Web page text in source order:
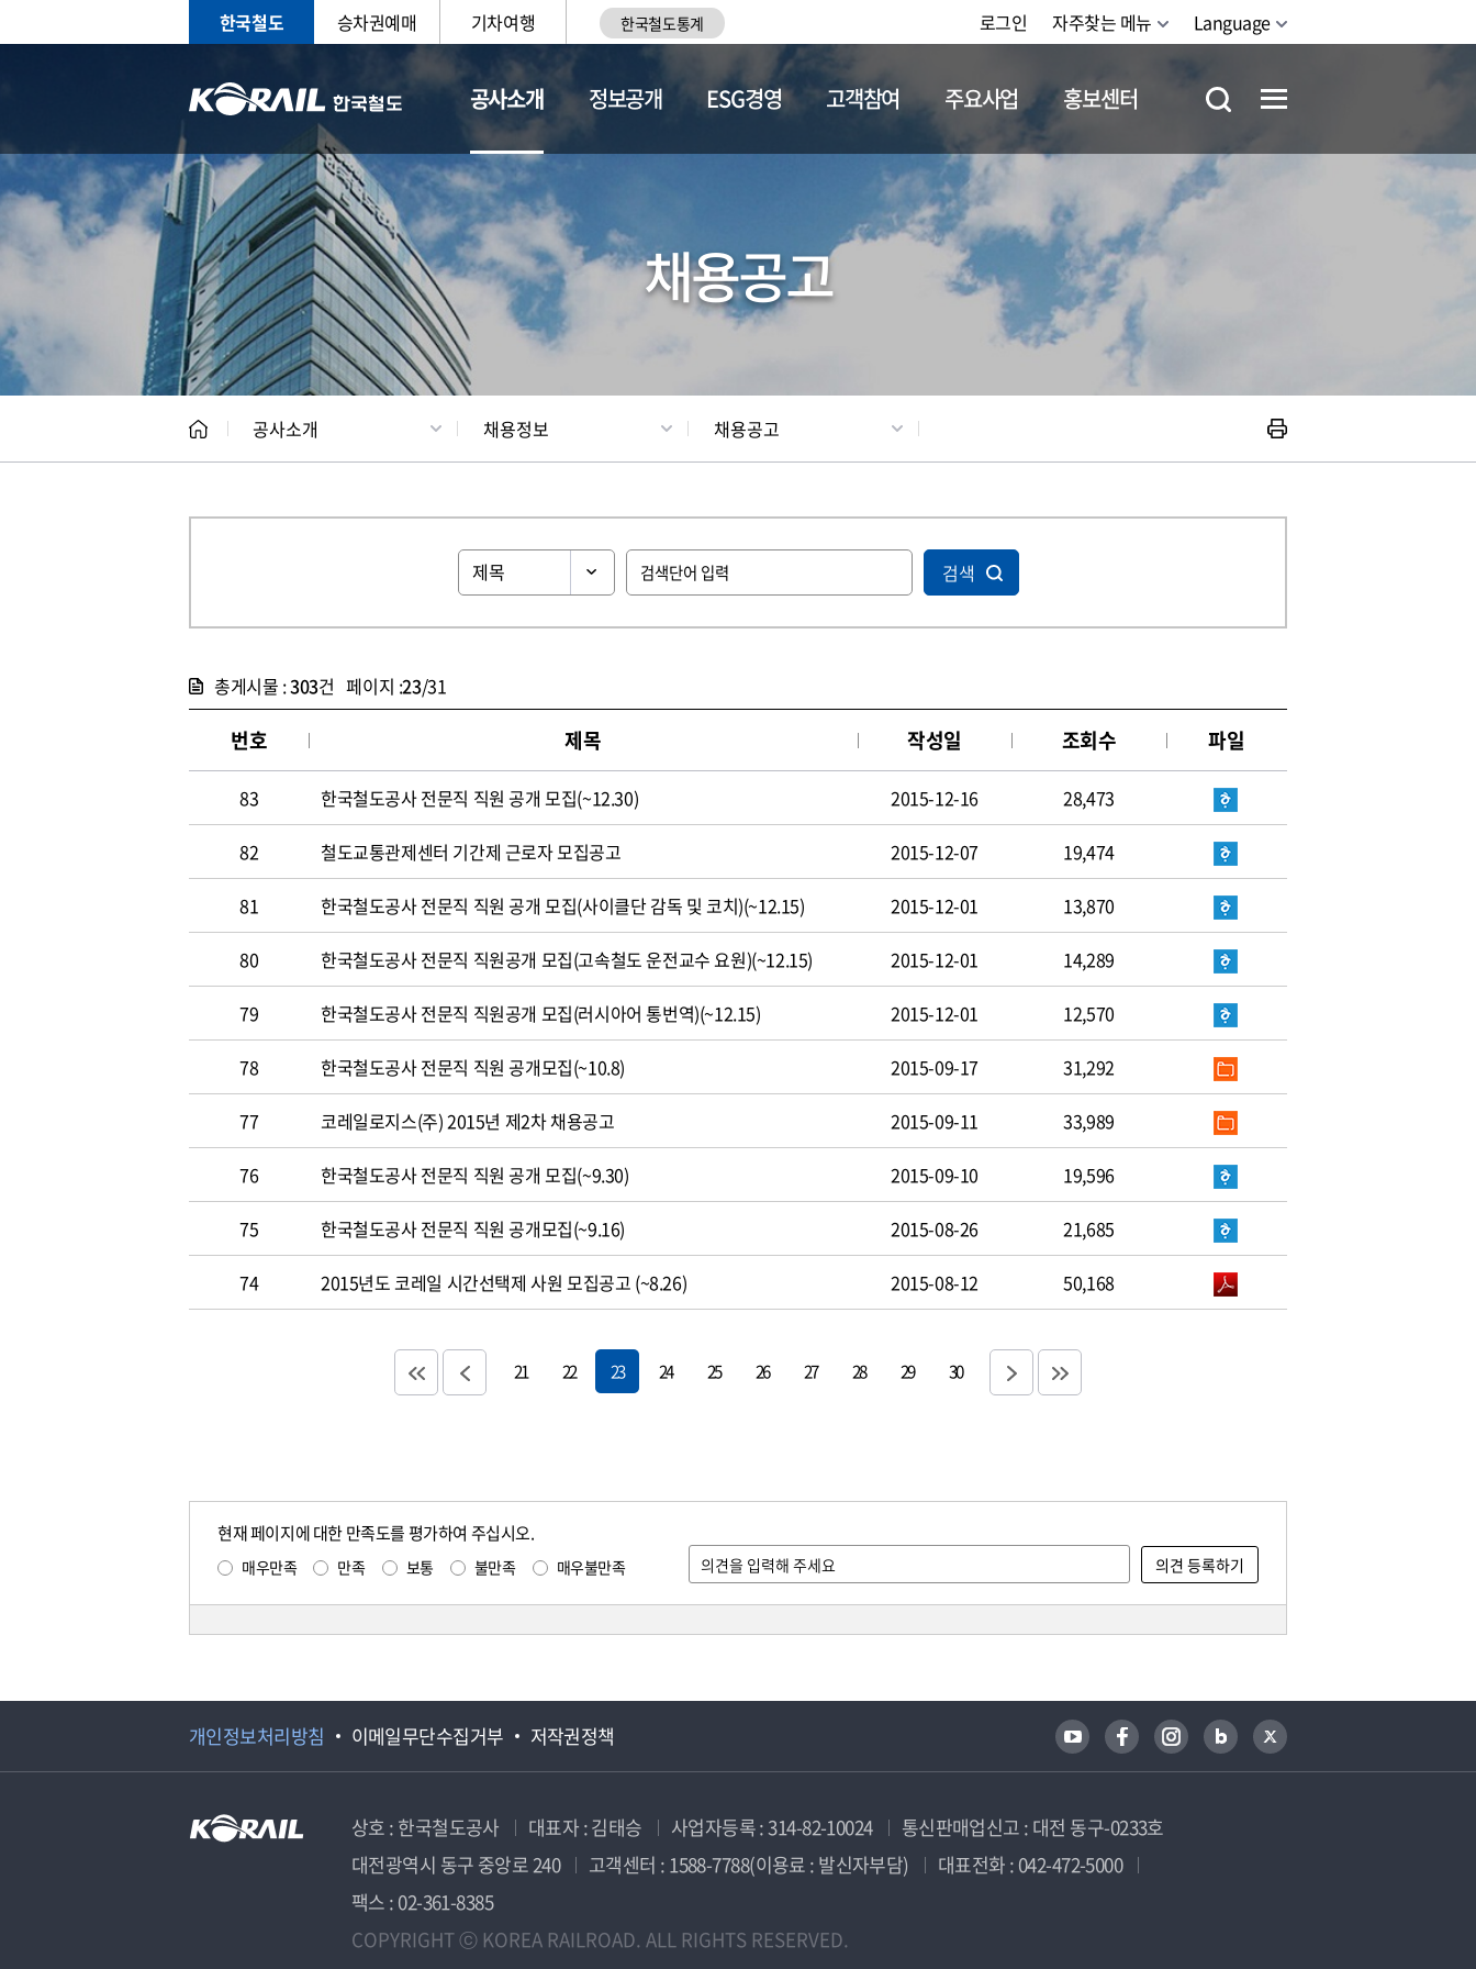
한국철도 승차권예매 기차여행 한국철도통계 로그인 자주찾는 메뉴 Language
공사소개
CEO 일반현황 채용정보
정보공개 ESG경영 고객참여 주요사업 홍보센터
채용공고
공사소개 채용정보 채용공고
검색
총게시물 :303건 페이지 :23/31
번호 제목 작성일 조회수 파일
83 한국철도공사 전문직 직원 공개 모집(~12.30) 2015-12-16 28,473
82 철도교통관제센터 기간제 근로자 모집공고 2015-12-07 19,474
81 한국철도공사 전문직 직원 공개 모집(사이클단 감독 및 코치)(~12.15) 2015-12-01 13,870
80 한국철도공사 전문직 직원공개 모집(고속철도 운전교수 요원)(~12.15) 2015-12-01 14,289
79 한국철도공사 전문직 직원공개 모집(러시아어 통번역)(~12.15) 2015-12-01 12,570
78 한국철도공사 전문직 직원 공개모집(~10.8) 2015-09-17 31,292
77 코레일로지스(주) 2015년 제2차 채용공고 2015-09-11 33,989
76 한국철도공사 전문직 직원 공개 모집(~9.30) 2015-09-10 19,596
75 한국철도공사 전문직 직원 공개모집(~9.16) 2015-08-26 21,685
74 2015년도 코레일 시간선택제 사원 모집공고 (~8.26) 2015-08-12 50,168
21 22 23 24 25 26 27 28 29 30
현재 페이지에 대한 만족도를 평가하여 주십시오.
매우만족 만족 보통 불만족 매우불만족
개인정보처리방침 이메일무단수집거부 저작권정책
상호 : 한국철도공사 대표자 : 김태승 사업자등록 : 314-82-10024
통신판매업신고 : 대전 동구-0233호
대전광역시 동구 중앙로 240
고객센터 : 1588-7788(이용료 : 발신자부담)
대표전화 : 042-472-5000
팩스 : 02-361-8385
COPYRIGHT ⓒ KOREA RAILROAD. ALL RIGHTS RESERVED.